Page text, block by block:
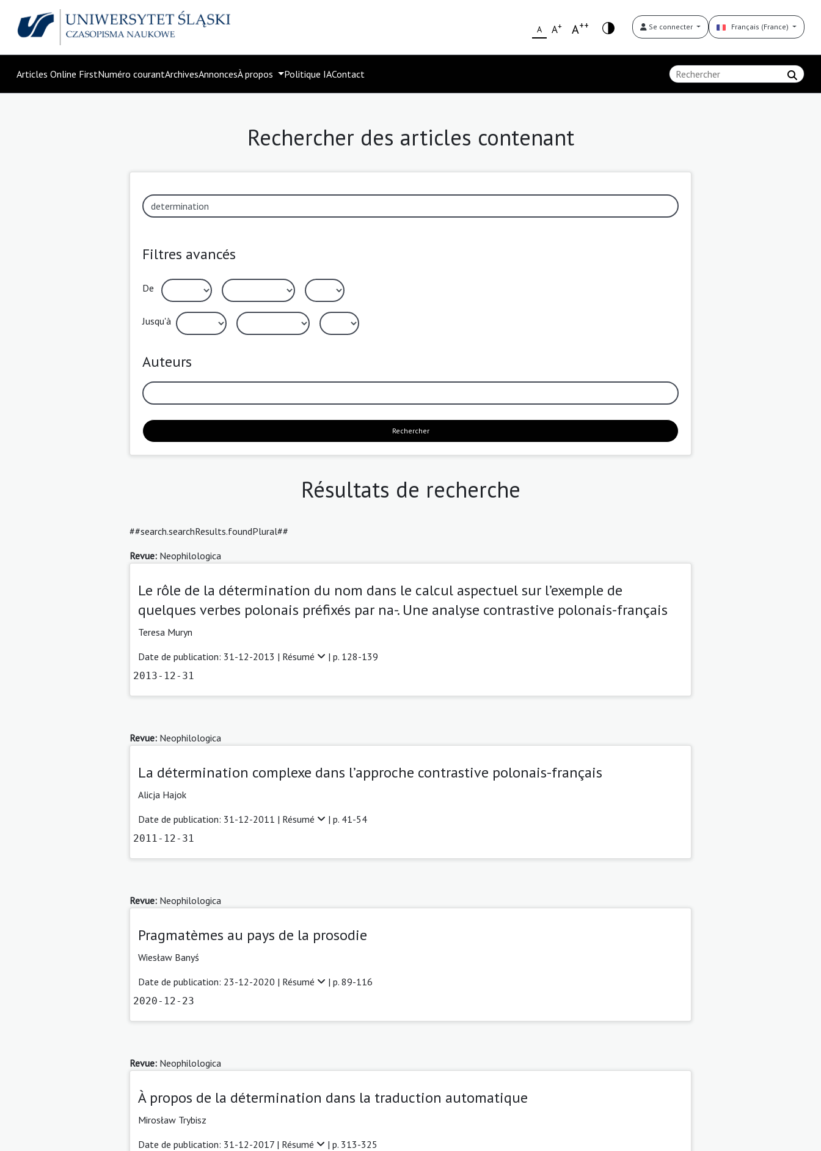
A A+ A++ Se connecter Français (France)
Articles Online FirstNuméro courantArchivesAnnoncesÀ propos Politique IAContact
Rechercher des articles contenant
Filtres avancés
De
Jusqu'à
Auteurs
Rechercher
Résultats de recherche
##search.searchResults.foundPlural##
Revue: Neophilologica
Le rôle de la détermination du nom dans le calcul aspectuel sur l’exemple de
quelques verbes polonais préfixés par na-. Une analyse contrastive polonais-français
Teresa Muryn
Date de publication: 31-12-2013 | Résumé | p. 128-139
2013-12-31
Revue: Neophilologica
La détermination complexe dans l’approche contrastive polonais-français
Alicja Hajok
Date de publication: 31-12-2011 | Résumé | p. 41-54
2011-12-31
Revue: Neophilologica
Pragmatèmes au pays de la prosodie
Wiesław Banyś
Date de publication: 23-12-2020 | Résumé | p. 89-116
2020-12-23
Revue: Neophilologica
À propos de la détermination dans la traduction automatique
Mirosław Trybisz
Date de publication: 31-12-2017 | Résumé | p. 313-325